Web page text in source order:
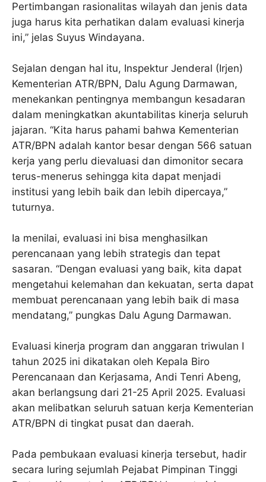
Pertimbangan rasionalitas wilayah dan jenis data
juga harus kita perhatikan dalam evaluasi kinerja
ini,” jelas Suyus Windayana.
Sejalan dengan hal itu, Inspektur Jenderal (Irjen)
Kementerian ATR/BPN, Dalu Agung Darmawan,
menekankan pentingnya membangun kesadaran
dalam meningkatkan akuntabilitas kinerja seluruh
jajaran. “Kita harus pahami bahwa Kementerian
ATR/BPN adalah kantor besar dengan 566 satuan
kerja yang perlu dievaluasi dan dimonitor secara
terus-menerus sehingga kita dapat menjadi
institusi yang lebih baik dan lebih dipercaya,”
tuturnya.
Ia menilai, evaluasi ini bisa menghasilkan
perencanaan yang lebih strategis dan tepat
sasaran. “Dengan evaluasi yang baik, kita dapat
mengetahui kelemahan dan kekuatan, serta dapat
membuat perencanaan yang lebih baik di masa
mendatang,” pungkas Dalu Agung Darmawan.
Evaluasi kinerja program dan anggaran triwulan I
tahun 2025 ini dikatakan oleh Kepala Biro
Perencanaan dan Kerjasama, Andi Tenri Abeng,
akan berlangsung dari 21-25 April 2025. Evaluasi
akan melibatkan seluruh satuan kerja Kementerian
ATR/BPN di tingkat pusat dan daerah.
Pada pembukaan evaluasi kinerja tersebut, hadir
secara luring sejumlah Pejabat Pimpinan Tinggi